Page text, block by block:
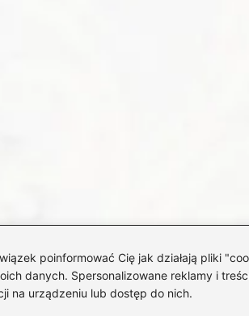
poinformować Cię jak działają pliki
danych. Spersonalizowane reklamy i
na urządzeniu lub dostęp do nich.